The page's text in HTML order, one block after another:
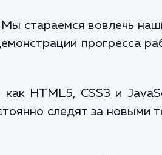
стараемся вовлечь
прогресса
HTML5, CSS3 и
следят за новыми